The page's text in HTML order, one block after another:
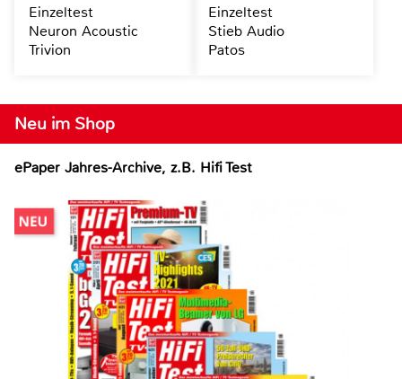
Neu im Shop
ePaper Jahres-Archive, z.B. Hifi Test
Einzeltest
Neuron Acoustic
Trivion
Einzeltest
Stieb Audio
Patos